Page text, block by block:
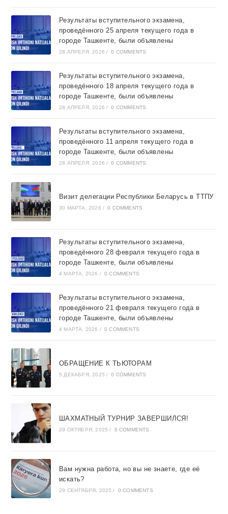
Результаты вступительного экзамена,
проведённого 25 апреля текущего года в
городе Ташкентe, были объявлены
28 АПРЕЛЯ, 2026 / 0 COMMENTS
Результаты вступительного экзамена,
проведённого 18 апреля текущего года в
городе Ташкентe, были объявлены
28 АПРЕЛЯ, 2026 / 0 COMMENTS
Результаты вступительного экзамена,
проведённого 11 апреля текущего года в
городе Ташкентe, были объявлены
28 АПРЕЛЯ, 2026 / 0 COMMENTS
Визит делегации Республики Беларусь в ТТПУ
30 МАРТА, 2026 / 0 COMMENTS
Результаты вступительного экзамена,
проведённого 28 февраля текущего года в
городе Ташкентe, были объявлены
4 МАРТА, 2026 / 0 COMMENTS
Результаты вступительного экзамена,
проведённого 21 февраля текущего года в
городе Ташкентe, были объявлены
4 МАРТА, 2026 / 0 COMMENTS
ОБРАЩЕНИЕ К ТЬЮТОРАМ
5 ДЕКАБРЯ, 2025 / 0 COMMENTS
ШАХМАТНЫЙ ТУРНИР ЗАВЕРШИЛСЯ!
29 ОКТЯБРЯ, 2025 / 0 COMMENTS
Вам нужна работа, но вы не знаете, где её
искать?
29 СЕНТЯБРЯ, 2025 / 0 COMMENTS